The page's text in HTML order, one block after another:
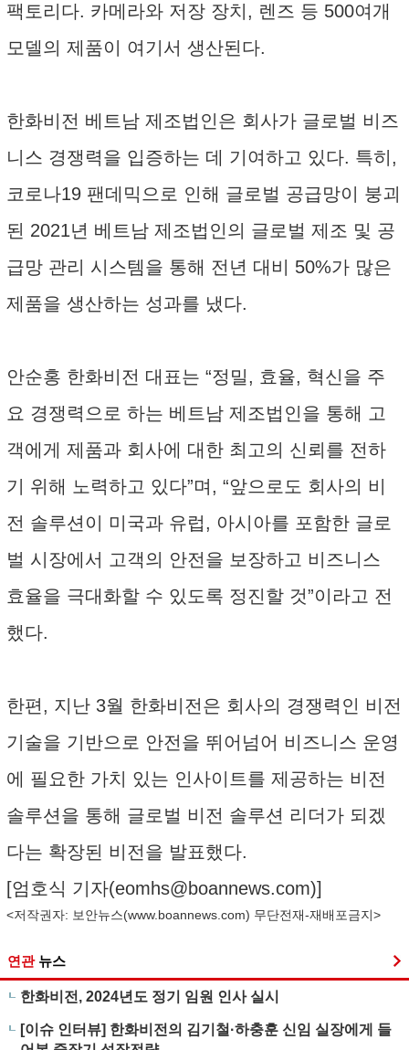
팩토리다. 카메라와 저장 장치, 렌즈 등 500여개
모델의 제품이 여기서 생산된다.
한화비전 베트남 제조법인은 회사가 글로벌 비즈
니스 경쟁력을 입증하는 데 기여하고 있다. 특히,
코로나19 팬데믹으로 인해 글로벌 공급망이 붕괴
된 2021년 베트남 제조법인의 글로벌 제조 및 공
급망 관리 시스템을 통해 전년 대비 50%가 많은
제품을 생산하는 성과를 냈다.
안순홍 한화비전 대표는 “정밀, 효율, 혁신을 주
요 경쟁력으로 하는 베트남 제조법인을 통해 고
객에게 제품과 회사에 대한 최고의 신뢰를 전하
기 위해 노력하고 있다”며, “앞으로도 회사의 비
전 솔루션이 미국과 유럽, 아시아를 포함한 글로
벌 시장에서 고객의 안전을 보장하고 비즈니스
효율을 극대화할 수 있도록 정진할 것”이라고 전
했다.
한편, 지난 3월 한화비전은 회사의 경쟁력인 비전
기술을 기반으로 안전을 뛰어넘어 비즈니스 운영
에 필요한 가치 있는 인사이트를 제공하는 비전
솔루션을 통해 글로벌 비전 솔루션 리더가 되겠
다는 확장된 비전을 발표했다.
[엄호식 기자(eomhs@boannews.com)]
<저작권자: 보안뉴스(www.boannews.com) 무단전재-재배포금지>
연관 뉴스
한화비전, 2024년도 정기 임원 인사 실시
[이슈 인터뷰] 한화비전의 김기철·하충훈 신임 실장에게 들